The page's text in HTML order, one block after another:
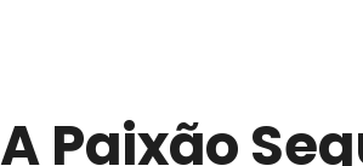
A Paixão